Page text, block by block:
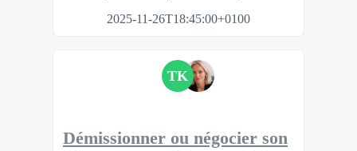
2025-11-26T18:45:00+0100
TK
Démissionner ou négocier son